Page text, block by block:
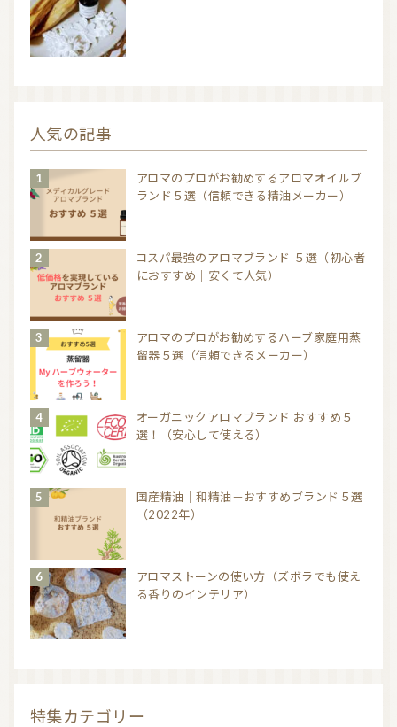
人気の記事
アロマのプロがお勧めするアロマオイルブ
ランド５選（信頼できる精油メーカー）
コスパ最強のアロマブランド ５選（初心者
におすすめ｜安くて人気）
アロマのプロがお勧めするハーブ家庭用蒸
留器５選（信頼できるメーカー）
オーガニックアロマブランド おすすめ５
選！（安心して使える）
国産精油｜和精油－おすすめブランド５選
（2022年）
アロマストーンの使い方（ズボラでも使え
る香りのインテリア）
特集カテゴリー